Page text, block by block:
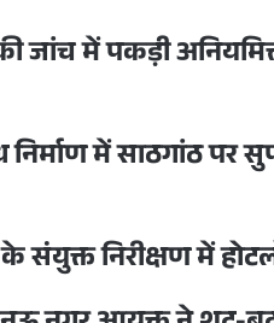
की जांच में पकड़ी
में साठगांठ पर
संयुक्त निरीक्षण में